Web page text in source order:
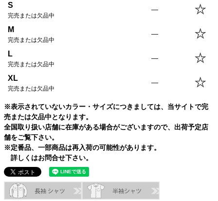
S
完売または欠品中
—
M
完売または欠品中
—
L
完売または欠品中
—
XL
完売または欠品中
—
※表示されていないカラー・サイズにつきましては、当サイトで完
売または欠品中となります。
全国取り扱い店舗に在庫がある場合がございますので、出荷予定店
舗をご覧下さい。
※定番品、一部商品は再入荷の可能性があります。
詳しくはお問合せ下さい。